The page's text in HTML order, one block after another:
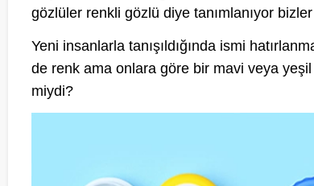
gözlüler renkli gözlü diye tanımlanıyor
Yeni insanlarla tanışıldığında ismi
de renk ama onlara göre bir mavi veya
miydi?